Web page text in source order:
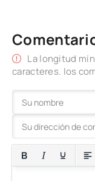
La longitud
caracteres. los